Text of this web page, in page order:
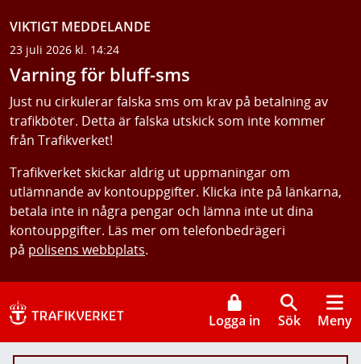
VIKTIGT MEDDELANDE
23 juli 2026 kl. 14:24
Varning för bluff-sms
Just nu cirkulerar falska sms om krav på betalning av
trafikböter. Detta är falska utskick som inte kommer
från Trafikverket!
Trafikverket skickar aldrig ut uppmaningar om
utlämnande av kontouppgifter. Klicka inte på länkarna,
betala inte in några pengar och lämna inte ut dina
kontouppgifter. Läs mer om telefonbedrägeri
på polisens webbplats.
Logga in Sök Meny